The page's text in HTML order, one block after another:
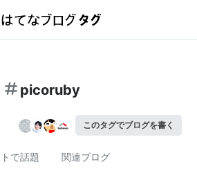
picoruby
このタグでブログを書く
で話題 関連ブログ